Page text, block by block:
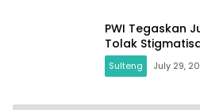
PWI Tegaskan
Tolak
Sulteng July 29,